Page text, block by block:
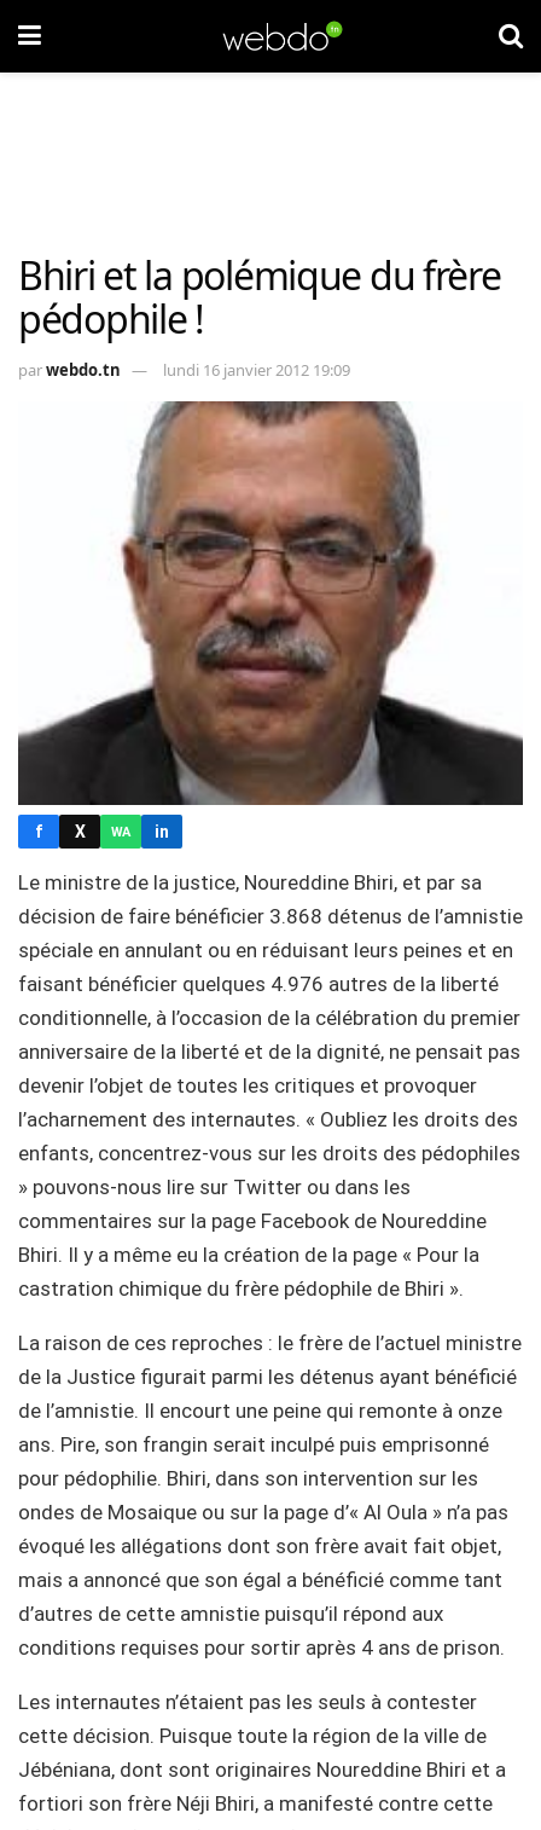
Bhiri et la polémique du frère
pédophile !
parwebdo.tn lundi 16 janvier 2012 19:09
f X WA in
Le ministre de la justice, Noureddine Bhiri, et par sa
décision de faire bénéficier 3.868 détenus de l’amnistie
spéciale en annulant ou en réduisant leurs peines et en
faisant bénéficier quelques 4.976 autres de la liberté
conditionnelle, à l’occasion de la célébration du premier
anniversaire de la liberté et de la dignité, ne pensait pas
devenir l’objet de toutes les critiques et provoquer
l’acharnement des internautes. « Oubliez les droits des
enfants, concentrez-vous sur les droits des pédophiles
» pouvons-nous lire sur Twitter ou dans les
commentaires sur la page Facebook de Noureddine
Bhiri. Il y a même eu la création de la page « Pour la
castration chimique du frère pédophile de Bhiri ».
La raison de ces reproches : le frère de l’actuel ministre
de la Justice figurait parmi les détenus ayant bénéficié
de l’amnistie. Il encourt une peine qui remonte à onze
ans. Pire, son frangin serait inculpé puis emprisonné
pour pédophilie. Bhiri, dans son intervention sur les
ondes de Mosaique ou sur la page d’« Al Oula » n’a pas
évoqué les allégations dont son frère avait fait objet,
mais a annoncé que son égal a bénéficié comme tant
d’autres de cette amnistie puisqu’il répond aux
conditions requises pour sortir après 4 ans de prison.
Les internautes n’étaient pas les seuls à contester
cette décision. Puisque toute la région de la ville de
Jébéniana, dont sont originaires Noureddine Bhiri et a
fortiori son frère Néji Bhiri, a manifesté contre cette